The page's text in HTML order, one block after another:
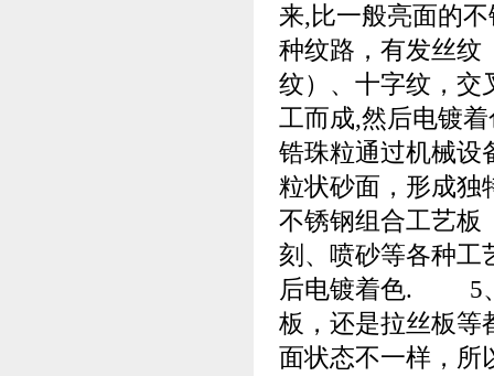
来,比一般亮面的
种纹路，有发丝纹
纹）、十字纹，交
工而成,然后电
锆珠粒通过机械设
粒状砂面，形成
不锈钢组合工艺
刻、喷砂等各种工
后电镀着色. 5
板，还是拉丝板等
面状态不一样，